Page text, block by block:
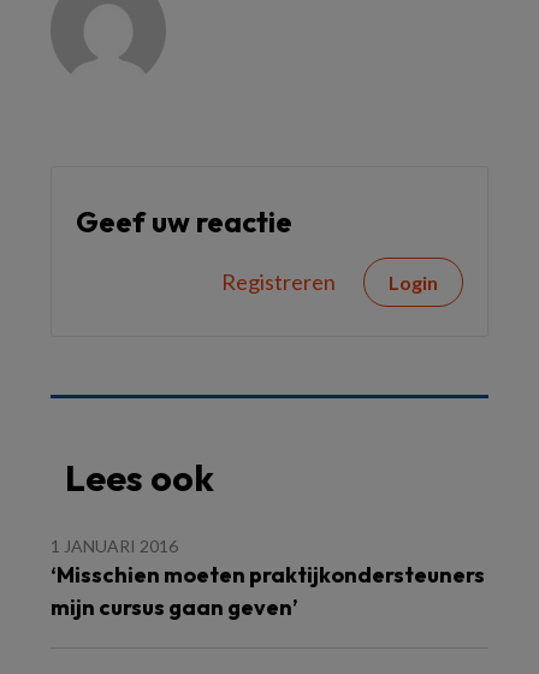
Geef uw reactie
Registreren Login
Lees ook
1 JANUARI 2016
‘Misschien moeten praktijkondersteuners
mijn cursus gaan geven’